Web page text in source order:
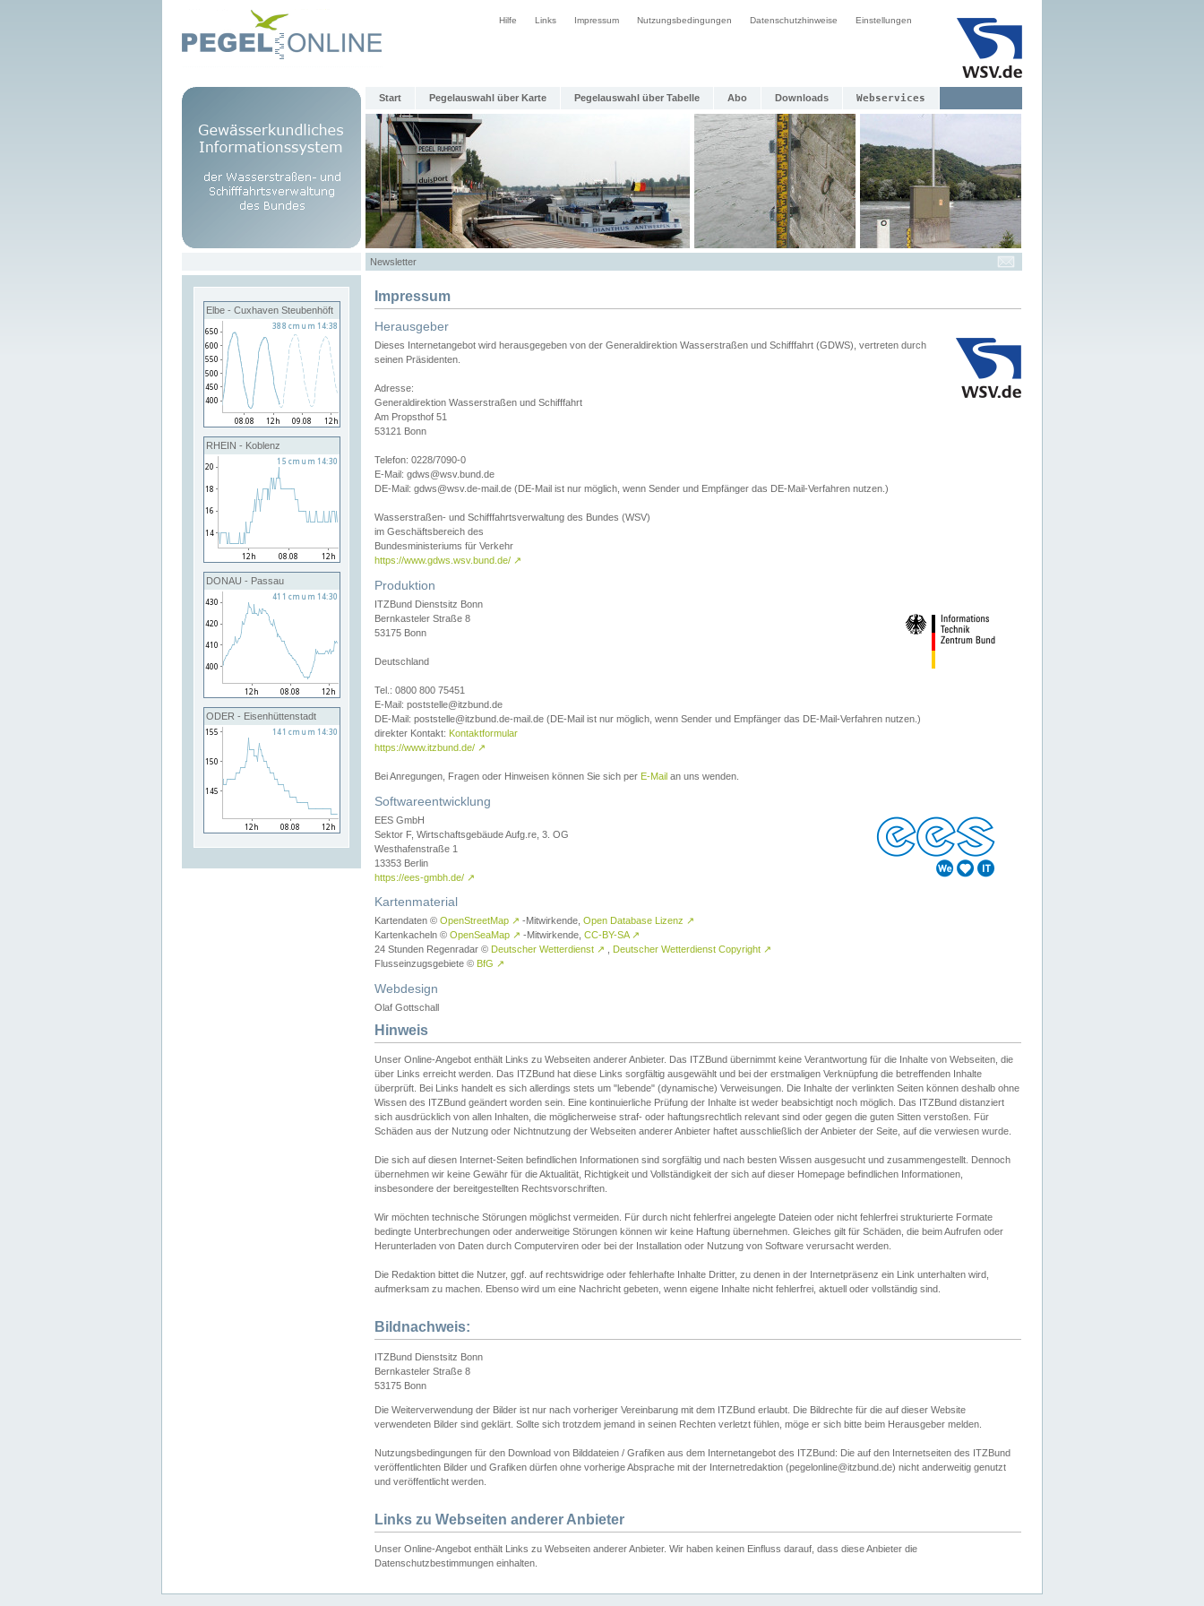
Hilfe Links Impressum Nutzungsbedingungen Datenschutzhinweise Einstellungen
Start Pegelauswahl über Karte Pegelauswahl über Tabelle Abo Downloads Webservices
Newsletter
Elbe - Cuxhaven Steubenhöft
RHEIN - Koblenz
DONAU - Passau
ODER - Eisenhüttenstadt
Impressum
Herausgeber
Dieses Internetangebot wird herausgegeben von der Generaldirektion Wasserstraßen und Schifffahrt (GDWS), vertreten durch
seinen Präsidenten.
Adresse:
Generaldirektion Wasserstraßen und Schifffahrt
Am Propsthof 51
53121 Bonn
Telefon: 0228/7090-0
E-Mail: gdws@wsv.bund.de
DE-Mail: gdws@wsv.de-mail.de (DE-Mail ist nur möglich, wenn Sender und Empfänger das DE-Mail-Verfahren nutzen.)
Wasserstraßen- und Schifffahrtsverwaltung des Bundes (WSV)
im Geschäftsbereich des
Bundesministeriums für Verkehr
https://www.gdws.wsv.bund.de/ ↗
Produktion
ITZBund Dienstsitz Bonn
Bernkasteler Straße 8
53175 Bonn
Deutschland
Tel.: 0800 800 75451
E-Mail: poststelle@itzbund.de
DE-Mail: poststelle@itzbund.de-mail.de (DE-Mail ist nur möglich, wenn Sender und Empfänger das DE-Mail-Verfahren nutzen.)
direkter Kontakt: Kontaktformular
https://www.itzbund.de/ ↗
Bei Anregungen, Fragen oder Hinweisen können Sie sich per E-Mail an uns wenden.
Softwareentwicklung
EES GmbH
Sektor F, Wirtschaftsgebäude Aufg.re, 3. OG
Westhafenstraße 1
13353 Berlin
https://ees-gmbh.de/ ↗
Kartenmaterial
Kartendaten © OpenStreetMap ↗ -Mitwirkende, Open Database Lizenz ↗
Kartenkacheln © OpenSeaMap ↗ -Mitwirkende, CC-BY-SA ↗
24 Stunden Regenradar © Deutscher Wetterdienst ↗ Deutscher Wetterdienst Copyright ↗
Flusseinzugsgebiete © BfG ↗
Webdesign
Olaf Gottschall
Hinweis
Unser Online-Angebot enthält Links zu Webseiten anderer Anbieter. Das ITZBund übernimmt keine Verantwortung für die Inhalte von Webseiten, die
über Links erreicht werden. Das ITZBund hat diese Links sorgfältig ausgewählt und bei der erstmaligen Verknüpfung die betreffenden Inhalte
überprüft. Bei Links handelt es sich allerdings stets um "lebende" (dynamische) Verweisungen. Die Inhalte der verlinkten Seiten können deshalb ohne
Wissen des ITZBund geändert worden sein. Eine kontinuierliche Prüfung der Inhalte ist weder beabsichtigt noch möglich. Das ITZBund distanziert
sich ausdrücklich von allen Inhalten, die möglicherweise straf- oder haftungsrechtlich relevant sind oder gegen die guten Sitten verstoßen. Für
Schäden aus der Nutzung oder Nichtnutzung der Webseiten anderer Anbieter haftet ausschließlich der Anbieter der Seite, auf die verwiesen wurde.
Die sich auf diesen Internet-Seiten befindlichen Informationen sind sorgfältig und nach besten Wissen ausgesucht und zusammengestellt. Dennoch
übernehmen wir keine Gewähr für die Aktualität, Richtigkeit und Vollständigkeit der sich auf dieser Homepage befindlichen Informationen,
insbesondere der bereitgestellten Rechtsvorschriften.
Wir möchten technische Störungen möglichst vermeiden. Für durch nicht fehlerfrei angelegte Dateien oder nicht fehlerfrei strukturierte Formate
bedingte Unterbrechungen oder anderweitige Störungen können wir keine Haftung übernehmen. Gleiches gilt für Schäden, die beim Aufrufen oder
Herunterladen von Daten durch Computerviren oder bei der Installation oder Nutzung von Software verursacht werden.
Die Redaktion bittet die Nutzer, ggf. auf rechtswidrige oder fehlerhafte Inhalte Dritter, zu denen in der Internetpräsenz ein Link unterhalten wird,
aufmerksam zu machen. Ebenso wird um eine Nachricht gebeten, wenn eigene Inhalte nicht fehlerfrei, aktuell oder vollständig sind.
Bildnachweis:
ITZBund Dienstsitz Bonn
Bernkasteler Straße 8
53175 Bonn
Die Weiterverwendung der Bilder ist nur nach vorheriger Vereinbarung mit dem ITZBund erlaubt. Die Bildrechte für die auf dieser Website
verwendeten Bilder sind geklärt. Sollte sich trotzdem jemand in seinen Rechten verletzt fühlen, möge er sich bitte beim Herausgeber melden.
Nutzungsbedingungen für den Download von Bilddateien / Grafiken aus dem Internetangebot des ITZBund: Die auf den Internetseiten des ITZBund
veröffentlichten Bilder und Grafiken dürfen ohne vorherige Absprache mit der Internetredaktion (pegelonline@itzbund.de) nicht anderweitig genutzt
und veröffentlicht werden.
Links zu Webseiten anderer Anbieter
Unser Online-Angebot enthält Links zu Webseiten anderer Anbieter. Wir haben keinen Einfluss darauf, dass diese Anbieter die
Datenschutzbestimmungen einhalten.